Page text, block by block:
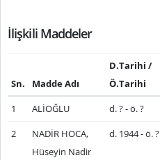
İlişkili Maddeler
Sn. Madde Adı
D.Tarihi /
Ö.Tarihi
1
ALİOĞLU d. ? - ö. ?
2
NADİR HOCA,
Hüseyin Nadir
d. 1944 - ö. ?